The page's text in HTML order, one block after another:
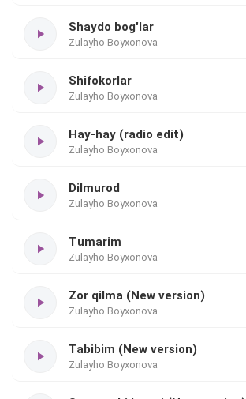
Shaydo bog'lar
Zulayho Boyxonova
Shifokorlar
Zulayho Boyxonova
Hay-hay (radio edit)
Zulayho Boyxonova
Dilmurod
Zulayho Boyxonova
Tumarim
Zulayho Boyxonova
Zor qilma (New version)
Zulayho Boyxonova
Tabibim (New version)
Zulayho Boyxonova